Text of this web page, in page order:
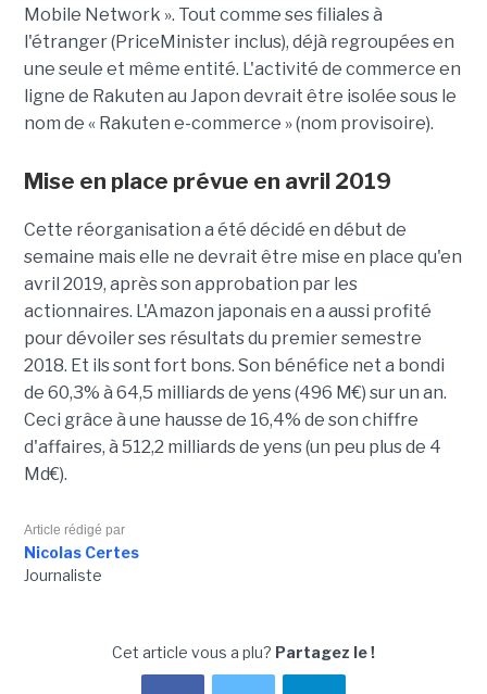
Mobile Network ». Tout comme ses filiales à
l'étranger (PriceMinister inclus), déjà regroupées en
une seule et même entité. L'activité de commerce en
ligne de Rakuten au Japon devrait être isolée sous le
nom de « Rakuten e-commerce » (nom provisoire).
Mise en place prévue en avril 2019
Cette réorganisation a été décidé en début de
semaine mais elle ne devrait être mise en place qu'en
avril 2019, après son approbation par les
actionnaires. L'Amazon japonais en a aussi profité
pour dévoiler ses résultats du premier semestre
2018. Et ils sont fort bons. Son bénéfice net a bondi
de 60,3% à 64,5 milliards de yens (496 M€) sur un an.
Ceci grâce à une hausse de 16,4% de son chiffre
d'affaires, à 512,2 milliards de yens (un peu plus de 4
Md€).
Article rédigé par
Nicolas Certes
Journaliste
Cet article vous a plu? Partagez le !